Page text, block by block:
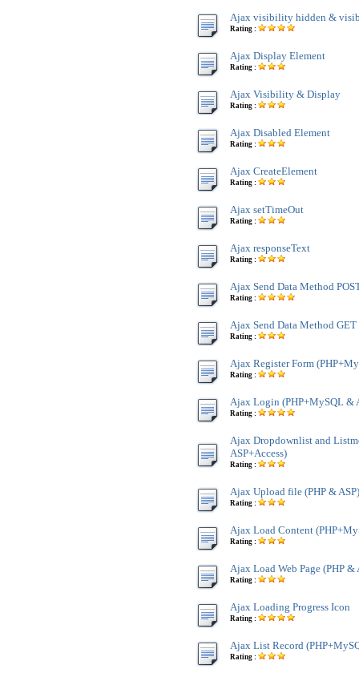
Ajax visibility hidden &
Rating :
Ajax Display Element
Rating :
Ajax Visibility & Display
Rating :
Ajax Disabled Element
Rating :
Ajax CreateElement
Rating :
Ajax setTimeOut
Rating :
Ajax responseText
Rating :
Ajax Send Data Method
Rating :
Ajax Send Data Method GET
Rating :
Ajax Register Form
Rating :
Ajax Login (PHP+MySQL &
Rating :
Ajax Dropdownlist and
ASP+Access)
Rating :
Ajax Upload file (PHP & ASP)
Rating :
Ajax Load Content
Rating :
Ajax Load Web Page (PHP &
Rating :
Ajax Loading Progress Icon
Rating :
Ajax List Record
Rating :